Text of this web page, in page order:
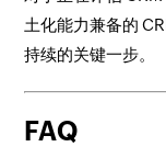
土化能力兼备的
持续的关键一步。
FAQ